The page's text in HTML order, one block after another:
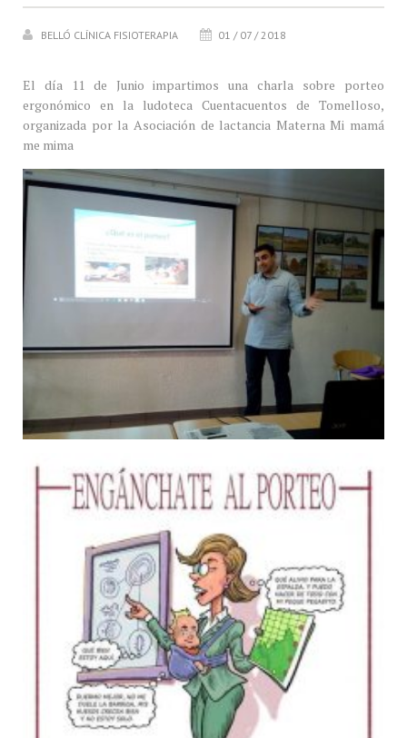
BELLÓ CLÍNICA FISIOTERAPIA 01 / 07 / 2018
El día 11 de Junio impartimos una charla sobre porteo
ergonómico en la ludoteca Cuentacuentos de Tomelloso,
organizada por la Asociación de lactancia Materna Mi mamá
me mima